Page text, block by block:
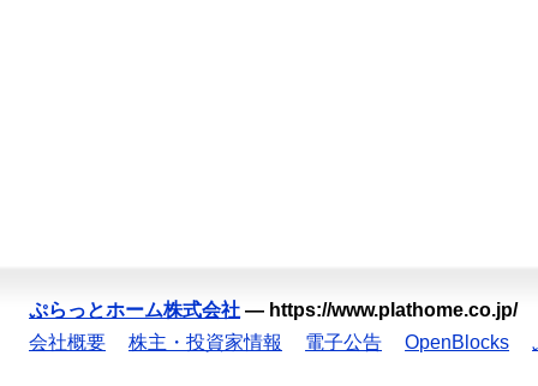
ぷらっとホーム株式会社 — https://www.plathome.co.jp/
会社概要
株主・投資家情報 電子公告 OpenBlocks